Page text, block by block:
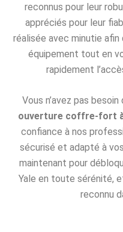
reconnus pour leur
appréciés pour leur
réalisée avec minutie
équipement tout en
rapidement
Vous n’avez pas
ouverture coffre-fort
confiance à nos
sécurisé et adapté à
maintenant pour
Yale en toute sérénité,
reconnu